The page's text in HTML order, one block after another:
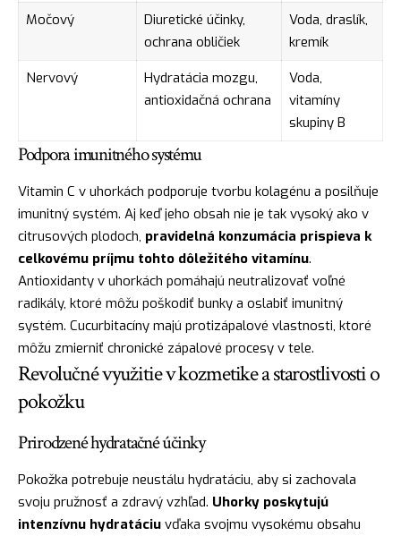
Močový
Diuretické účinky,
ochrana obličiek
Voda, draslík,
kremík
Nervový
Hydratácia mozgu,
antioxidačná ochrana
Voda,
vitamíny
skupiny B
Podpora imunitného systému
Vitamin C v uhorkách podporuje tvorbu kolagénu a posilňuje
imunitný systém. Aj keď jeho obsah nie je tak vysoký ako v
citrusových plodoch, pravidelná konzumácia prispieva k
celkovému príjmu tohto dôležitého vitamínu.
Antioxidanty v uhorkách pomáhajú neutralizovať voľné
radikály, ktoré môžu poškodiť bunky a oslabiť imunitný
systém. Cucurbitacíny majú protizápalové vlastnosti, ktoré
môžu zmierniť chronické zápalové procesy v tele.
Revolučné využitie v kozmetike a starostlivosti o
pokožku
Prirodzené hydratačné účinky
Pokožka potrebuje neustálu hydratáciu, aby si zachovala
svoju pružnosť a zdravý vzhľad. Uhorky poskytujú
intenzívnu hydratáciu vďaka svojmu vysokému obsahu